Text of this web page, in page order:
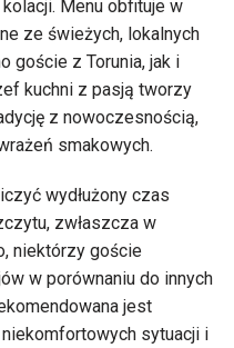
Menu obfituje w
ze świeżych, lokalnych
goście z Torunia, jak i
kuchni z pasją tworzy
z nowoczesnością,
smakowych.
wydłużony czas
zwłaszcza w
niektórzy goście
w porównaniu do innych
jest
sytuacji i